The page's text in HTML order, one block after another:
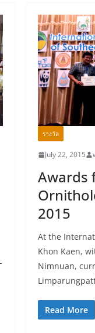
รางวัล
July 22, 2015
Awards
2015
At the
Khon Kaen,
Nimnuan,
Read More